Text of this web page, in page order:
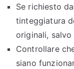
Se richiesto
tinteggiatura
originali,
Controllare
siano